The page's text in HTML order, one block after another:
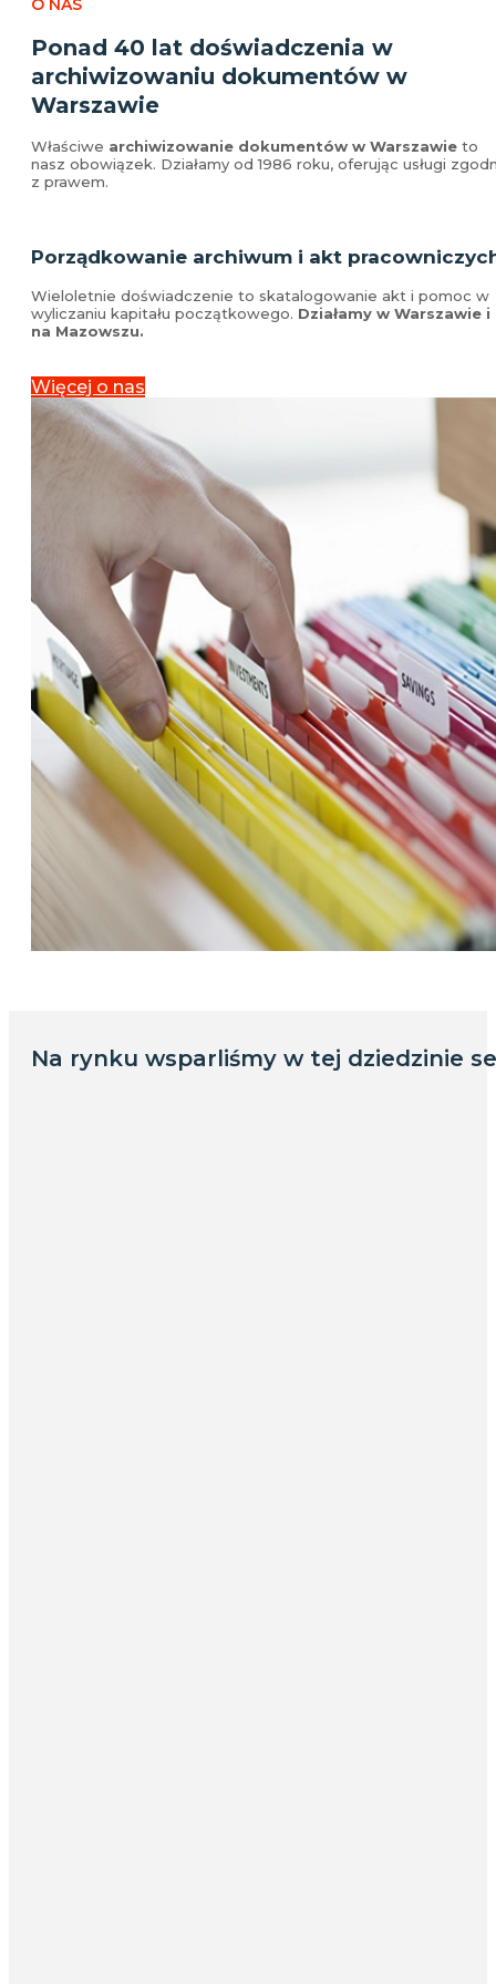
O NAS
Ponad 40 lat doświadczenia w
archiwizowaniu dokumentów w
Warszawie
Właściwe archiwizowanie dokumentów w Warszawie to
nasz obowiązek. Działamy od 1986 roku, oferując usługi
z prawem.
Porządkowanie archiwum i akt
Wieloletnie doświadczenie to skatalogowanie akt i pomoc w
wyliczaniu kapitału początkowego. Działamy w Warszawie i
na Mazowszu.
Więcej o nas
Na rynku wsparliśmy w tej dziedzinie